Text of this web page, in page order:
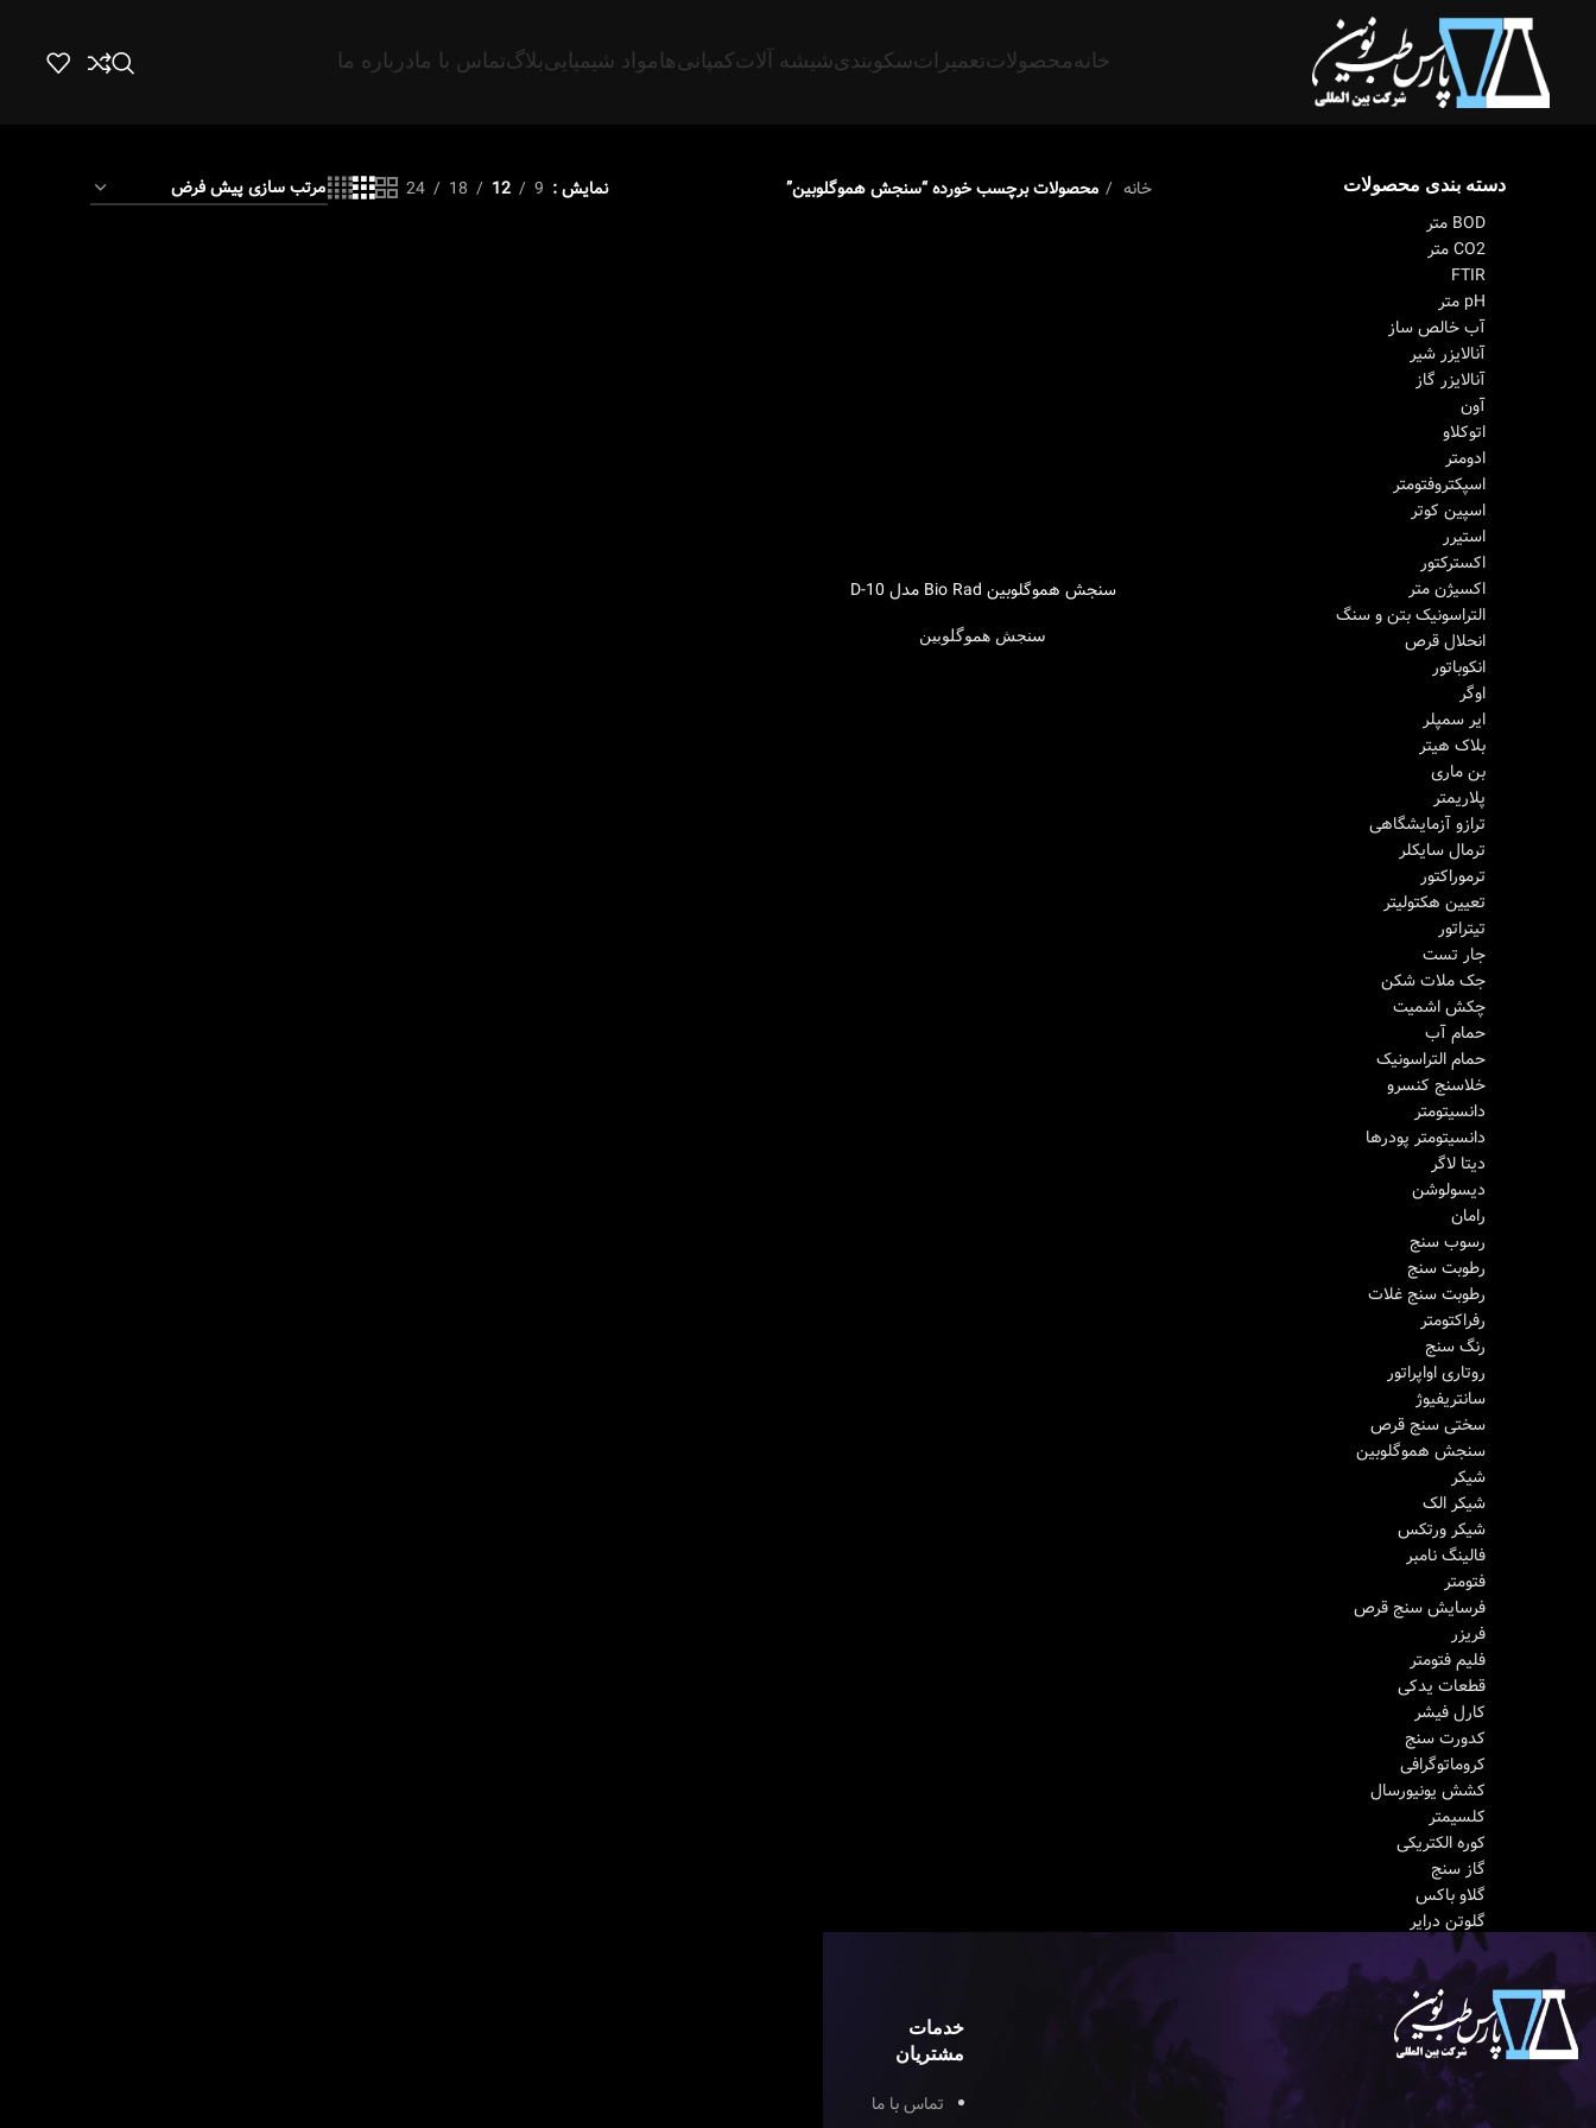
خانه محصولاتتعمیراتسکوبندیشیشه آلاتکمپانی‌ها مواد شیمیاییبلاگتماس با مادرباره ما
دسته بندی محصولات
BOD متر
CO2 متر
FTIR
pH متر
آب خالص ساز
آنالایزر شیر
آنالایزر گاز
آون
اتوکلاو
ادومتر
اسپکتروفتومتر
اسپین کوتر
استیرر
اکسترکتور
اکسیژن متر
التراسونیک بتن و سنگ
انحلال قرص
انکوباتور
اوگر
ایر سمپلر
بلاک هیتر
بن ماری
پلاریمتر
ترازو آزمایشگاهی
ترمال سایکلر
ترموراکتور
تعیین هکتولیتر
تیتراتور
جار تست
جک ملات شکن
چکش اشمیت
حمام آب
حمام التراسونیک
خلاسنج کنسرو
دانسیتومتر
دانسیتومتر پودرها
دیتا لاگر
دیسولوشن
رامان
رسوب سنج
رطوبت سنج
رطوبت سنج غلات
رفراکتومتر
رنگ سنج
روتاری اواپراتور
سانتریفیوژ
سختی سنج قرص
سنجش هموگلوبین
شیکر
شیکر الک
شیکر ورتکس
فالینگ نامبر
فتومتر
فرسایش سنج قرص
فریزر
فلیم فتومتر
قطعات یدکی
کارل فیشر
کدورت‌ سنج
کروماتوگرافی
کشش یونیورسال
کلسیمتر
کوره الکتریکی
گاز سنج
گلاو باکس
گلوتن درایر
گلوتن واشر
مخلوط کن سیمان
مولتی پارامتر
میکروسکوپ
نفوذسنج
نقطه اشتعال
نقطه ذوب
خانه محصولات برچسب خورده “سنجش هموگلوبین” نمایش 9
12
18
24
اطلاعات بیشتر
سنجش هموگلوبین Bio Rad مدل D-10
سنجش هموگلوبین
خدمات
مشتریان
تماس با ما